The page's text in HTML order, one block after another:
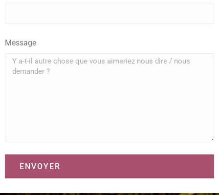
Message
ENVOYER